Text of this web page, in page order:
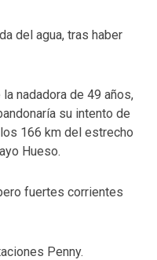
del agua, tras haber
la nadadora de 49 años,
su intento de
166 km del estrecho
Hueso.
fuertes corrientes
Penny.